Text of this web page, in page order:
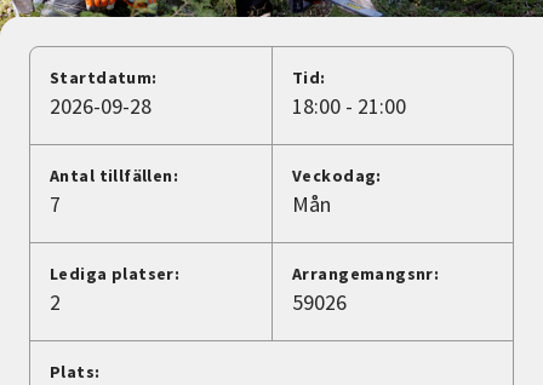
Nyheter
Avdelningar
Lyssna
Startdatum:
2026-09-28
Tid:
18:00 - 21:00
Antal tillfällen:
7
Veckodag:
Mån
Lediga platser:
2
Arrangemangsnr:
59026
Plats: